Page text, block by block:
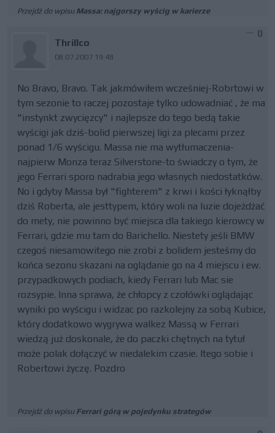
Przejdź do wpisu Massa: najgorszy wyścig w karierze
Thrillco
08.07.2007 19:48
0
No Bravo, Bravo. Tak jakmówiłem wcześniej-Robrtowi w
tym sezonie to raczej pozostaje tylko udowadniać , że ma
"instynkt zwycięzcy" i najlepsze do tego bedą takie
wyścigi jak dziś-bolid pierwszej ligi za plecami przez
ponad 1/6 wyścigu. Massa nie ma wytłumaczenia-
najpierw Monza teraz Silverstone-to świadczy o tym, że
jego Ferrari sporo nadrabia jego własnych niedostatków.
No i gdyby Massa był "fighterem" z krwi i kości łyknąłby
dziś Roberta, ale jesttypem, który woli na luzie dojeżdżać
do mety, nie powinno być miejsca dla takiego kierowcy w
Ferrari, gdzie mu tam do Barichello. Niestety jeśli BMW
czegoś niesamowitego nie zrobi z bolidem jesteśmy do
końca sezonu skazani na oglądanie go na 4 miejscu i ew.
przypadkowych podiach, kiedy Ferrari lub Mac sie
rozsypie. Inna sprawa, że chłopcy z czołówki oglądając
wyniki po wyścigu i widzac po razkolejny za sobą Kubice,
który dodatkowo wygrywa walkez Massą w Ferrari
wiedzą już doskonale, że do paczki chętnych na tytuł
może polak dołączyć w niedalekim czasie. Itego sobie i
Robertowi życzę. Pozdro
Przejdź do wpisu Ferrari górą w pojedynku strategów